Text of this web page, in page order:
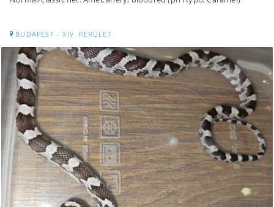
BUDAPEST - XIV. KERÜLET